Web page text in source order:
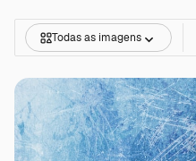
Todas as imagens